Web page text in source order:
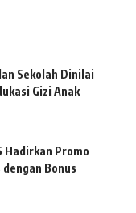
Sekolah Dinilai
Gizi Anak
Hadirkan Promo
Bonus